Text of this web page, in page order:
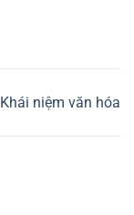
Khái niệm văn hóa